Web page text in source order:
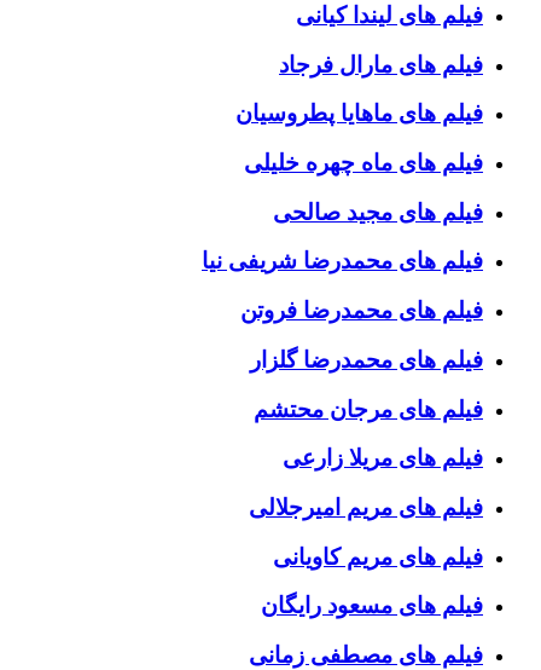
فیلم های لیندا کیانی
فیلم های مارال فرجاد
فیلم های ماهایا پطروسیان
فیلم های ماه چهره خلیلی
فیلم های مجید صالحی
فیلم های محمدرضا شریفی نیا
فیلم های محمدرضا فروتن
فیلم های محمدرضا گلزار
فیلم های مرجان محتشم
فیلم های مریلا زارعی
فیلم های مریم امیرجلالی
فیلم های مریم کاویانی
فیلم های مسعود رایگان
فیلم های مصطفی زمانی